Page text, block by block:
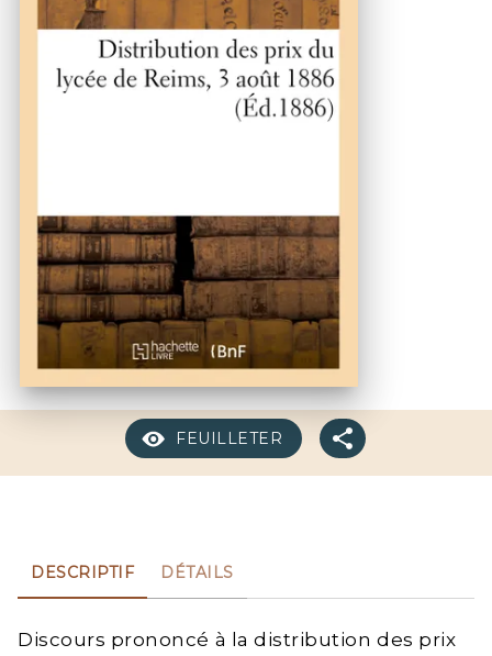
FEUILLETER
DESCRIPTIF DÉTAILS
Discours prononcé à la distribution des prix